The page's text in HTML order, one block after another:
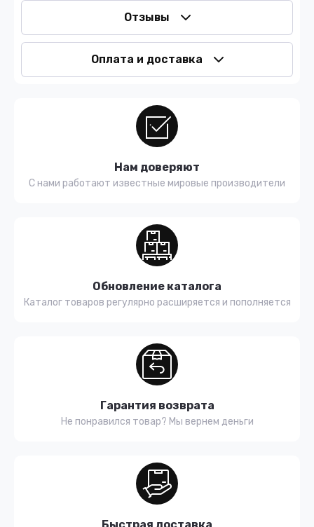
Отзывы
Оплата и доставка
Нам доверяют
С нами работают известные мировые производители
Обновление каталога
Каталог товаров регулярно расширяется и пополняется
Гарантия возврата
Не понравился товар? Мы вернем деньги
Быстрая доставка